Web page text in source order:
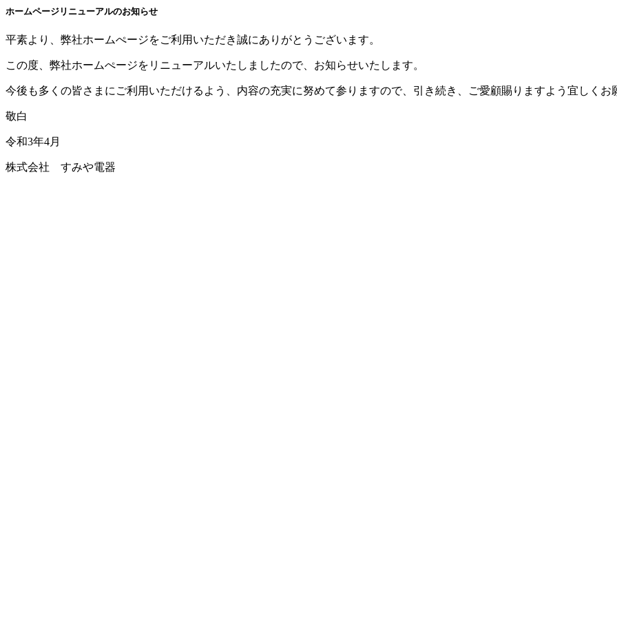
ホームページリニューアルのお知らせ
平素より、弊社ホームぺージをご利用いただき誠にありがとうございます。
この度、弊社ホームぺージをリニューアルいたしましたので、お知らせいたします。
今後も多くの皆さまにご利用いただけるよう、内容の充実に努めて参りますので、引き続き、ご愛顧賜りますよう宜しくお
敬白
令和3年4月
株式会社 すみや電器